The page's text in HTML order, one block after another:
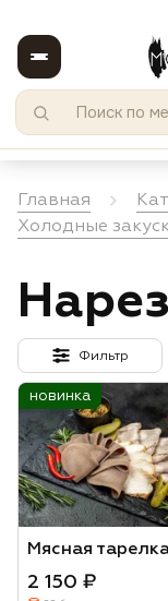
Главная
Холодные
Фильтр
новинка
Мясная
2 150 ₽